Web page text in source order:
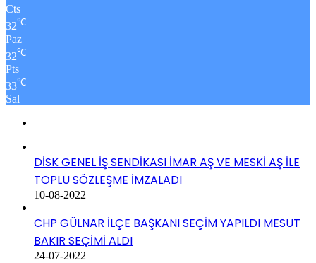
Cts
32℃
Paz
32℃
Pts
33℃
Sal
DİSK GENEL İŞ SENDİKASI İMAR AŞ VE MESKİ AŞ İLE
TOPLU SÖZLEŞME İMZALADI
10-08-2022
CHP GÜLNAR İLÇE BAŞKANI SEÇİM YAPILDI MESUT
BAKIR SEÇİMİ ALDI
24-07-2022